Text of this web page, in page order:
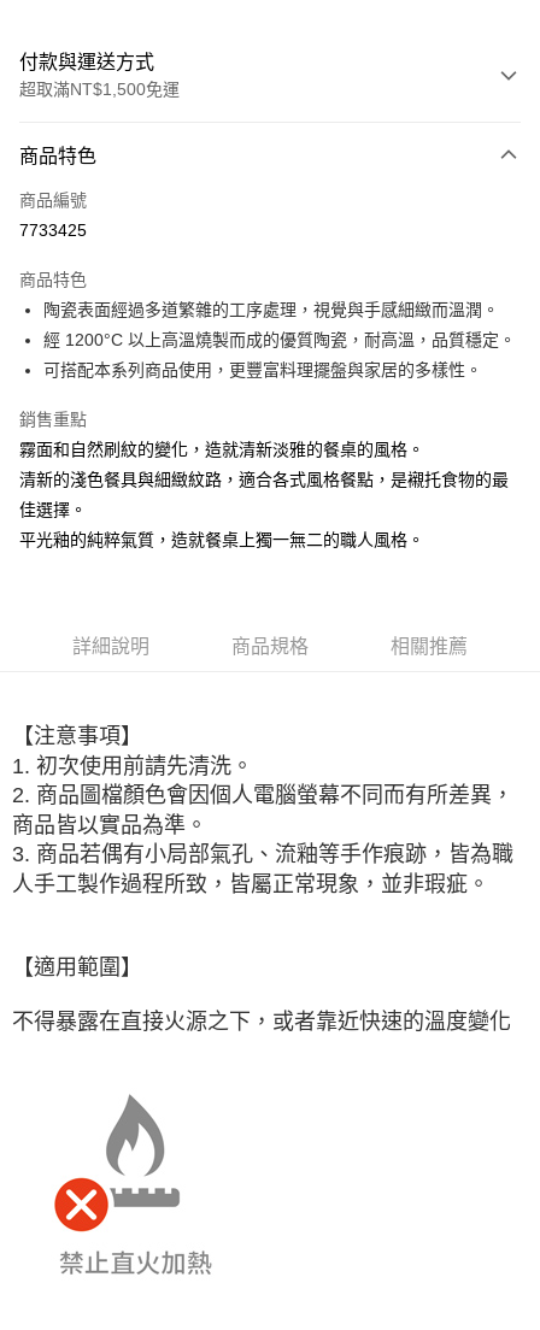
付款與運送方式
超取滿NT$1,500免運
信用卡一次付款
超商取貨付款
街口支付
悠遊付
相關說明
【關於「AFTEE先享後付」】
AFTEE先享後付是「在收到商品之後才付款」的支付方式。 讓您購物簡單
便利好安心！
１．簡單：不需註冊會員、不需綁卡、不需儲值。
２．便利：只要手機號碼，簡訊認證，即可結帳。
結帳頁面，進行簡訊認證並確認金額後，即可完成結帳。
※ 請注意：結帳手續完成當下不需立刻繳費，但若您需要取消訂單，請聯絡
購買商品的店家。未經商家同意取消之訂單仍視為有效，需透過AFTEE先享
後付繳納相關費用。
※ 交易是否成功請以「AFTEE先享後付 」之結帳頁面顯示為準，若有關於
是否繳費成功／繳費後需取消欲退款等相關疑問，請聯繫「AFTEE先享後付
客戶支援中心」https://netprotections.freshdesk.com/support/home
【注意事項】
２．關於個人資料處理事宜，請瀏覽以下網址：
３．未成年的使用者請事先徵得法定代理人或監護人之同意方可使用
「AFTEE先享後付」，若未經同意申辦者引起之損失，本公司不負相關責
時審查核予不同之上限額度；若仍有額度不足之情形，本公司將視審查結果
請求用戶進行身份認證。
５．嚴禁一人註冊多個帳號或使用他人資訊註冊。若發現惡意使用之情形，
恩沛科技股份有限公司將有權停止該用戶之使用額度並採取法律行動。
ATM付款
7-11取貨付款
宅配
每筆NT$100，滿NT$1,500(含以上)免運費
順豐速運 查看運費
商品特色
商品編號
7733425
商品特色
陶瓷表面經過多道繁雜的工序處理，視覺與手感細緻而溫潤。
經 1200°C 以上高溫燒製而成的優質陶瓷，耐高溫，品質穩定。
可搭配本系列商品使用，更豐富料理擺盤與家居的多樣性。
銷售重點
霧面和自然刷紋的變化，造就清新淡雅的餐桌的風格。
清新的淺色餐具與細緻紋路，適合各式風格餐點，是襯托食物的最
佳選擇。
平光釉的純粹氣質，造就餐桌上獨一無二的職人風格。
詳細說明 商品規格 相關推薦
【注意事項】
1. 初次使用前請先清洗。
2. 商品圖檔顏色會因個人電腦螢幕不同而有所差異，
商品皆以實品為準。
3. 商品若偶有小局部氣孔、流釉等手作痕跡，皆為職
人手工製作過程所致，皆屬正常現象，並非瑕疵。
【適用範圍】
不得暴露在直接火源之下，或者靠近快速的溫度變化